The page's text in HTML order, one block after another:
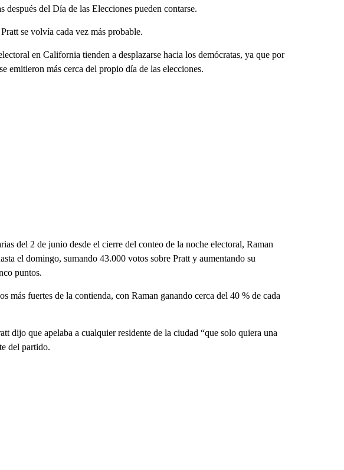
después del Día de las Elecciones pueden contarse.
se volvía cada vez más probable.
en California tienden a desplazarse hacia los demócratas, ya que por
emitieron más cerca del propio día de las elecciones.
del 2 de junio desde el cierre del conteo de la noche electoral, Raman
el domingo, sumando 43.000 votos sobre Pratt y aumentando su
puntos.
más fuertes de la contienda, con Raman ganando cerca del 40 % de cada
dijo que apelaba a cualquier residente de la ciudad “que solo quiera una
del partido.